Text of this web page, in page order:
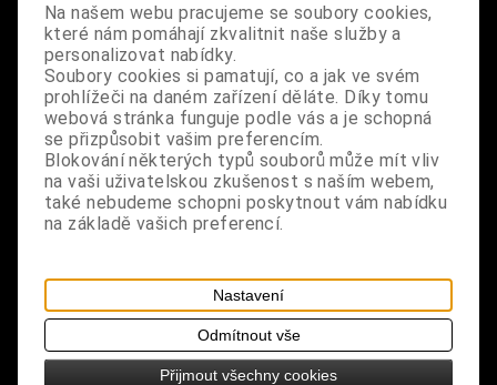
Dodání dny:skladem
ks
Koupit
Tabulky velikostí: zde
Výrobce:CZ
Katalogové číslo: DOJMPREBPUS4526
Záruka (měsíců):24
Dotaz na výrobek
Tisk
design: přezka na opasek s motivem, vhodná na
opasek o šíři 4 cm, přezka je opatřená poutkem a
zapínacím kolíkem
Na našem webu pracujeme se soubory cookies,
které nám pomáhají zkvalitnit naše služby a
personalizovat nabídky.
Soubory cookies si pamatují, co a jak ve svém
prohlížeči na daném zařízení děláte. Díky tomu
webová stránka funguje podle vás a je schopná
se přizpůsobit vašim preferencím.
Blokování některých typů souborů může mít vliv
na vaši uživatelskou zkušenost s naším webem,
také nebudeme schopni poskytnout vám nabídku
na základě vašich preferencí.
Nastavení
Odmítnout vše
Přijmout všechny cookies